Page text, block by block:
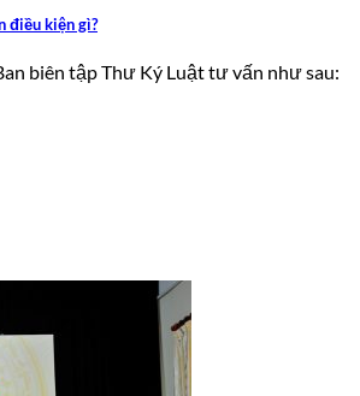
điều kiện gì?
biên tập Thư Ký Luật tư vấn như sau: